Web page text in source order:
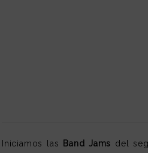
Iniciamos las Band Jams del